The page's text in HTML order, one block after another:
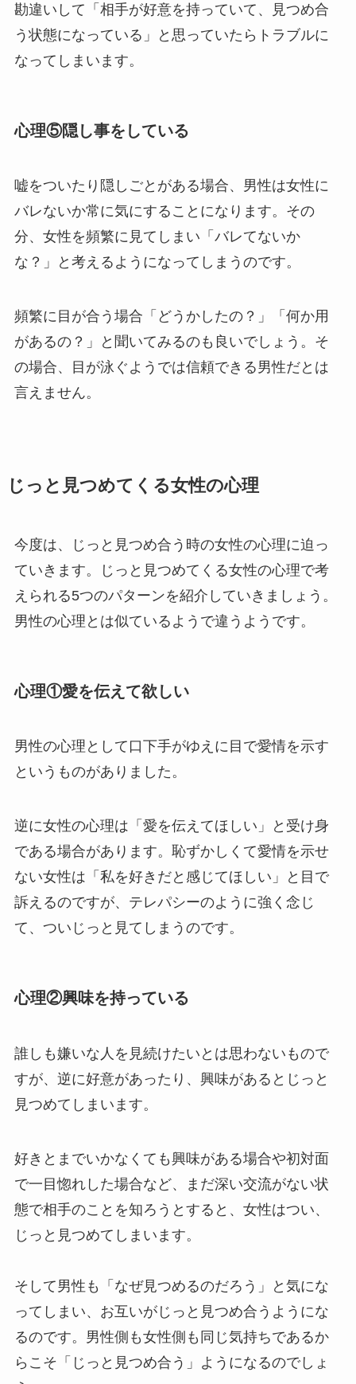
勘違いして「相手が好意を持っていて、見つめ合
う状態になっている」と思っていたらトラブルに
なってしまいます。
心理⑤隠し事をしている
嘘をついたり隠しごとがある場合、男性は女性に
バレないか常に気にすることになります。その
分、女性を頻繁に見てしまい「バレてないか
な？」と考えるようになってしまうのです。
頻繁に目が合う場合「どうかしたの？」「何か用
があるの？」と聞いてみるのも良いでしょう。そ
の場合、目が泳ぐようでは信頼できる男性だとは
言えません。
じっと見つめてくる女性の心理
今度は、じっと見つめ合う時の女性の心理に迫っ
ていきます。じっと見つめてくる女性の心理で考
えられる5つのパターンを紹介していきましょう。
男性の心理とは似ているようで違うようです。
心理①愛を伝えて欲しい
男性の心理として口下手がゆえに目で愛情を示す
というものがありました。
逆に女性の心理は「愛を伝えてほしい」と受け身
である場合があります。恥ずかしくて愛情を示せ
ない女性は「私を好きだと感じてほしい」と目で
訴えるのですが、テレパシーのように強く念じ
て、ついじっと見てしまうのです。
心理②興味を持っている
誰しも嫌いな人を見続けたいとは思わないもので
すが、逆に好意があったり、興味があるとじっと
見つめてしまいます。
好きとまでいかなくても興味がある場合や初対面
で一目惚れした場合など、まだ深い交流がない状
態で相手のことを知ろうとすると、女性はつい、
じっと見つめてしまいます。
そして男性も「なぜ見つめるのだろう」と気にな
ってしまい、お互いがじっと見つめ合うようにな
るのです。男性側も女性側も同じ気持ちであるか
らこそ「じっと見つめ合う」ようになるのでしょ